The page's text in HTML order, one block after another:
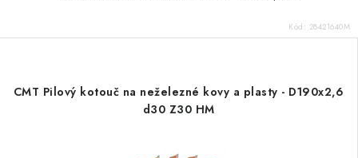
Kód: 28421640M
CMT Pilový kotouč na neželezné kovy a plasty - D190x2,6
d30 Z30 HM